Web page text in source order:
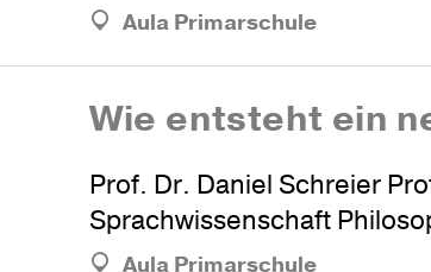
Aula Primarschule
Wie ents­teht ein
Prof. Dr. Daniel Schreier
Sprachwissenschaft
Aula Primarschule